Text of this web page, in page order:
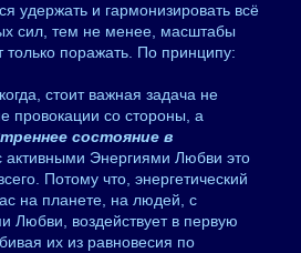
удержать и гармонизировать всё
сил, тем не менее, масштабы
только поражать. По принципу:
стоит важная задача не
провокации со стороны, а
состояние в
активными Энергиями Любви это
Потому что, энергетический
на планете, на людей, с
Любви, воздействует в первую
их из равновесия по